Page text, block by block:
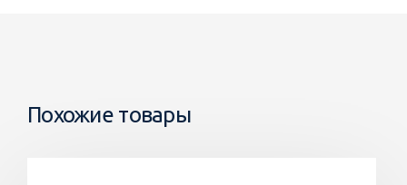
Похожие товары